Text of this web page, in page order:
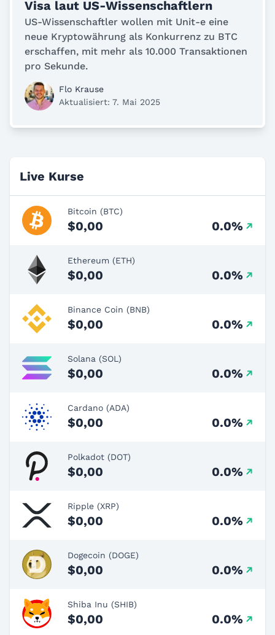
Visa laut US-Wissenschaftlern
US-Wissenschaftler wollen mit Unit-e eine
neue Kryptowährung als Konkurrenz zu BTC
erschaffen, mit mehr als 10.000 Transaktionen
pro Sekunde.
Flo Krause
Aktualisiert: 7. Mai 2025
Live Kurse
Bitcoin (BTC)
$0,00 0.0%
Ethereum (ETH)
$0,00 0.0%
Binance Coin (BNB)
$0,00 0.0%
Solana (SOL)
$0,00 0.0%
Cardano (ADA)
$0,00 0.0%
Polkadot (DOT)
$0,00 0.0%
Ripple (XRP)
$0,00 0.0%
Dogecoin (DOGE)
$0,00 0.0%
Shiba Inu (SHIB)
$0,00 0.0%